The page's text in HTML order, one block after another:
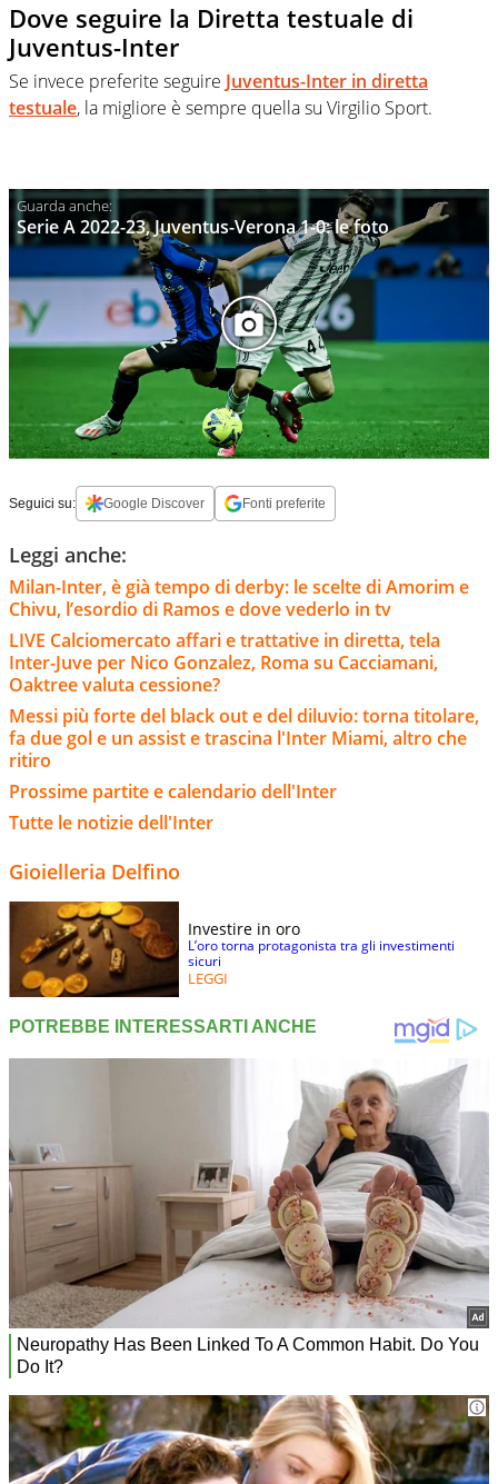
Dove seguire la Diretta testuale di
Juventus-Inter
Se invece preferite seguire Juventus-Inter in diretta
testuale, la migliore è sempre quella su Virgilio Sport.
Serie A 2022-23, Juventus-Verona 1-0: le foto
Seguici su: Google Discover Fonti preferite
Leggi anche:
Milan-Inter, è già tempo di derby: le scelte di Amorim e
Chivu, l’esordio di Ramos e dove vederlo in tv
LIVE Calciomercato affari e trattative in diretta, tela
Inter-Juve per Nico Gonzalez, Roma su Cacciamani,
Oaktree valuta cessione?
Messi più forte del black out e del diluvio: torna titolare,
fa due gol e un assist e trascina l'Inter Miami, altro che
ritiro
Prossime partite e calendario dell'Inter
Tutte le notizie dell'Inter
Gioielleria Delfino
Investire in oro
L’oro torna protagonista tra gli investimenti
sicuri
LEGGI